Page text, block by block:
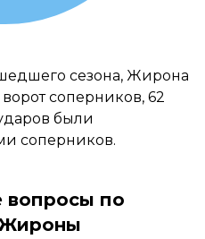
сезона, Жирона
соперников, 62
были
соперников.
вопросы по
Жироны